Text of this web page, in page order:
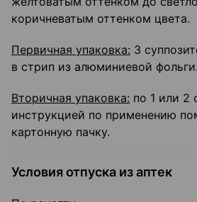
коричневатым оттенком цвета.
Первичная упаковка: 3
в стрип из алюминиевой фольги.
Вторичная упаковка: по 1 или 2
инструкцией по применению
картонную пачку.
Условия отпуска из аптек